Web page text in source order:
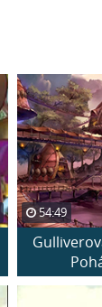
54:49